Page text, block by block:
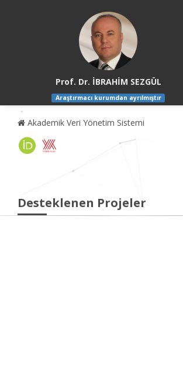
Prof. Dr. İBRAHİM SEZGÜL
Araştırmacı kurumdan ayrılmıştır
Akademik Veri Yönetim Sistemi
Desteklenen Projeler